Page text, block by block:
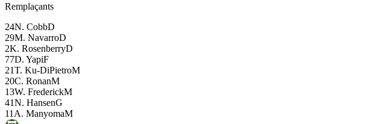
Remplaçants
24N. CobbD
29M. NavarroD
2K. RosenberryD
77D. YapiF
21T. Ku-DiPietroM
20C. RonanM
13W. FrederickM
41N. HansenG
11 A. ManyomaM